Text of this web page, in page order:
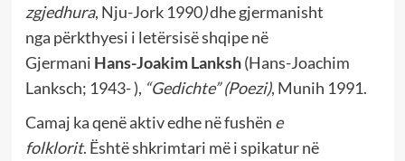
zgjedhura, Nju-Jork 1990)dhe gjermanisht
nga përkthyesi i letërsisë shqipe në
Gjermani Hans-Joakim Lanksh(Hans-Joachim
Lanksch; 1943- ), “Gedichte” (Poezi), Munih 1991.
Camaj ka qenë aktiv edhe në fushën e
folklorit. Është shkrimtari më i spikatur në